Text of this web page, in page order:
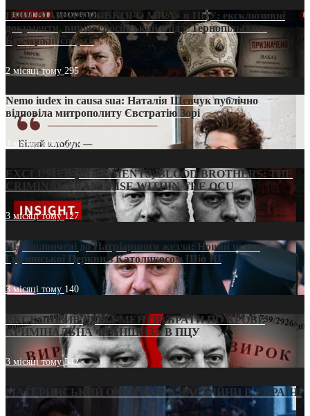
ПРИСМАК «РУССЬКОГО МІРА» в ПЦУ: ексклюзивні
документи, вирок і російський слід у Тернопільсько-
Бучацькій єпархії
2 місяці тому 295
Nemo iudex in causa sua: Наталія Шевчук публічно
відповіла митрополиту Євстратію Зорі
3 місяці тому213
EXCLUSIVE (DOCUMENTS)/BLOOD BROTHERS: THE
CRIMINAL FRANCHISE WITHIN THE OCU
3 місяці тому127
Від віолончелі до Патріаршого жезла: Новий шлях
Грузинської Церкви з Католикосом Шіо III
3 місяці тому 140
ЕКСКЛЮЗИВ (ДОКУМЕНТИ)/БРАТИ ПО КРОВІ:
КРИМІНАЛЬНА ФРАНШИЗА В ПЦУ
3 місяці тому542
МАТЕРИНСЬКИЙ ОМОРФОР В ЧАС ВІЙНИ В УКРАЇНІ